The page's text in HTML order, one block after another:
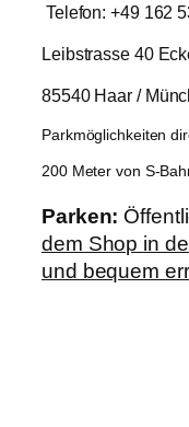
Telefon: +49 162
Leibstrasse 40
85540 Haar /
Parkmöglichkeiten
200 Meter von S-
Parken:
dem Shop in
und bequem